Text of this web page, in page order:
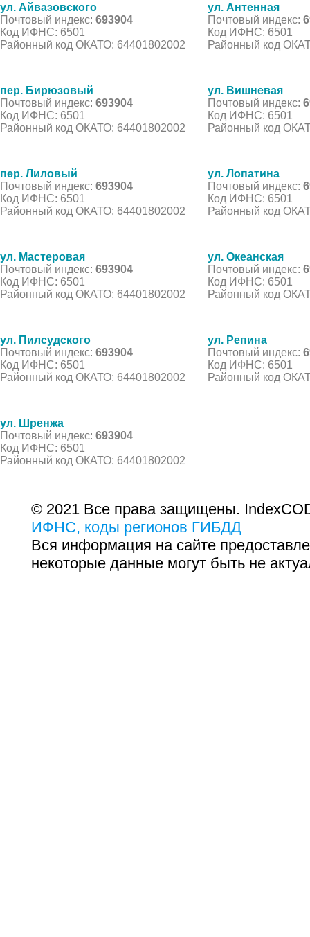
ул. Айвазовского
Почтовый индекс: 693904
Код ИФНС: 6501
Районный код ОКАТО: 64401802002
ул. Антенная
Почтовый индекс:
Код ИФНС: 6501
Районный код
пер. Бирюзовый
Почтовый индекс: 693904
Код ИФНС: 6501
Районный код ОКАТО: 64401802002
ул. Вишневая
Почтовый индекс:
Код ИФНС: 6501
Районный код
пер. Лиловый
Почтовый индекс: 693904
Код ИФНС: 6501
Районный код ОКАТО: 64401802002
ул. Лопатина
Почтовый индекс:
Код ИФНС: 6501
Районный код
ул. Мастеровая
Почтовый индекс: 693904
Код ИФНС: 6501
Районный код ОКАТО: 64401802002
ул. Океанская
Почтовый индекс:
Код ИФНС: 6501
Районный код
ул. Пилсудского
Почтовый индекс: 693904
Код ИФНС: 6501
Районный код ОКАТО: 64401802002
ул. Репина
Почтовый индекс:
Код ИФНС: 6501
Районный код
ул. Шренжа
Почтовый индекс: 693904
Код ИФНС: 6501
Районный код ОКАТО: 64401802002
© 2021 Все права защищены.
ИФНС, коды регионов ГИБДД
Вся информация на сайте
некоторые данные могут быть не